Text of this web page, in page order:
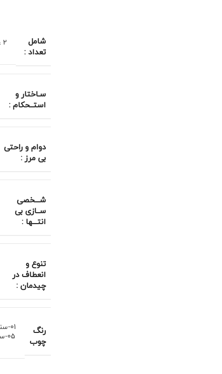
شامل
تعداد :
سـاختار و
استــحکام :
دوام و راحتی
بی مرز :
شـــخصی
ســازی بی
انتـــها :
تنوع و
انعطاف در
چیدمان :
رنگ
چوب
01-سند بلاست وایت واش
05-سند بلاست خودرنگ